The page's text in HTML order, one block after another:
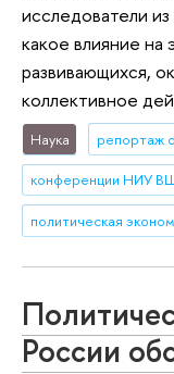
исследователи
какое влияние на
развивающихся,
коллективное
Наука репортаж
конференции НИУ
политическая
России